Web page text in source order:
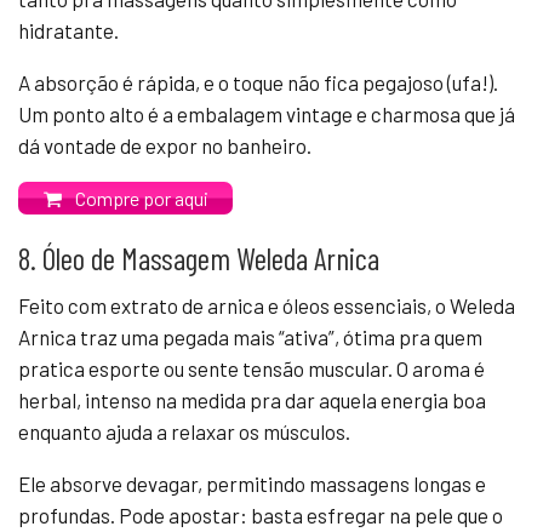
hidratante.
A absorção é rápida, e o toque não fica pegajoso (ufa!).
Um ponto alto é a embalagem vintage e charmosa que já
dá vontade de expor no banheiro.
Compre por aqui
8. Óleo de Massagem Weleda Arnica
Feito com extrato de arnica e óleos essenciais, o Weleda
Arnica traz uma pegada mais “ativa”, ótima pra quem
pratica esporte ou sente tensão muscular. O aroma é
herbal, intenso na medida pra dar aquela energia boa
enquanto ajuda a relaxar os músculos.
Ele absorve devagar, permitindo massagens longas e
profundas. Pode apostar: basta esfregar na pele que o